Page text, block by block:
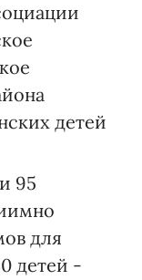
детей
95
для
детей -